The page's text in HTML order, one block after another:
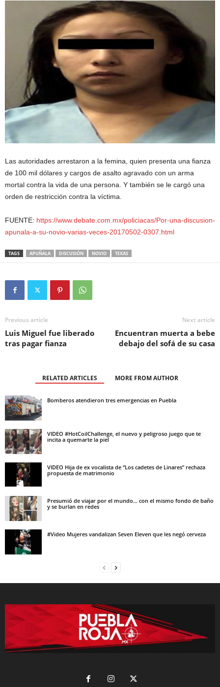
Las autoridades arrestaron a la femina, quien presenta una fianza
de 100 mil dólares y cargos de asalto agravado con un arma
mortal contra la vida de una persona. Y también se le cargó una
orden de restricción contra la víctima.
FUENTE: https://www.debate.com.mx/policiacas/Por-una-discusion-
apunala-a-su-novio-varias-veces-20170502-0307.html
TAGS APUÑALA DISCUSIÓN NOVIO TEXAS
Previous article
Luis Miguel fue liberado
tras pagar fianza
Next article
Encuentran muerta a bebe
debajo del sofá de su casa
RELATED ARTICLES MORE FROM AUTHOR
Bomberos atendieron tres emergencias en Puebla
VIDEO #HotCoilChallenge, el nuevo y peligroso juego que te
incita a quemarte la piel
VIDEO Hija de ex vocalista de “Los cadetes de Linares” rechaza
propuesta de matrimonio
Presumió de viajar por el mundo… con el mismo fondo de baño
y se burlan en redes
#Video Mujeres vandalizan Seven Eleven que les negó cerveza